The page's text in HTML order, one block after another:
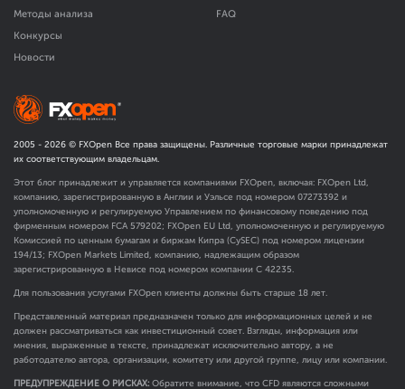
Методы анализа
Конкурсы
Новости
FAQ
2005 - 2026 © FXOpen Все права защищены. Различные торговые марки принадлежат
их соответствующим владельцам.
Этот блог принадлежит и управляется компаниями FXOpen, включая: FXOpen Ltd,
компанию, зарегистрированную в Англии и Уэльсе под номером 07273392 и
уполномоченную и регулируемую Управлением по финансовому поведению под
фирменным номером FCA 579202; FXOpen EU Ltd, уполномоченную и регулируемую
Комиссией по ценным бумагам и биржам Кипра (CySEC) под номером лицензии
194/13; FXOpen Markets Limited, компанию, надлежащим образом
зарегистрированную в Невисе под номером компании C 42235.
Для пользования услугами FXOpen клиенты должны быть старше 18 лет.
Представленный материал предназначен только для информационных целей и не
должен рассматриваться как инвестиционный совет. Взгляды, информация или
мнения, выраженные в тексте, принадлежат исключительно автору, а не
работодателю автора, организации, комитету или другой группе, лицу или компании.
ПРЕДУПРЕЖДЕНИЕ О РИСКАХ: Обратите внимание, что CFD являются сложными